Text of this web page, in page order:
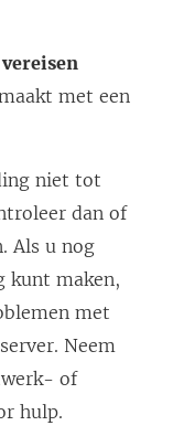
vereisen
met een
niet tot
dan of
Als u nog
kunt maken,
met
Neem
of
hulp.